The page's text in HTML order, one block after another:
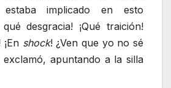
estaba implicado en esto
desgracia! ¡Qué traición!
¡En shock! ¿Ven que yo no sé
exclamó, apuntando a la silla